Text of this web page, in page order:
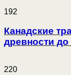
192
Канадские
древности
220